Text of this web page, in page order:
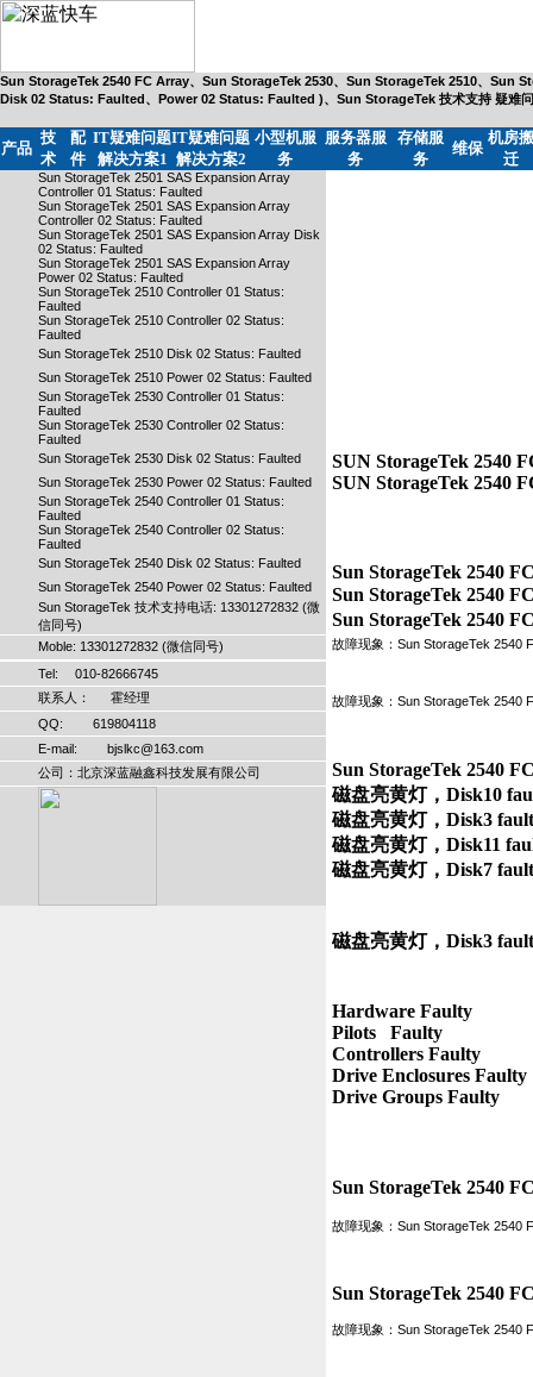
Sun StorageTek 2540 FC Array、Sun StorageTek 2530、Sun StorageTek 2510、
Disk 02 Status: Faulted、Power 02 Status: Faulted )、Sun StorageTek 技术支持 疑难
产品
技
术
配
件
IT疑难问题
解决方案1
IT疑难问题
解决方案2
小型机服
务
服务器服
务
存储服
务
维保
机房搬
迁
Sun StorageTek 2501 SAS Expansion Array
Controller 01 Status: Faulted
Sun StorageTek 2501 SAS Expansion Array
Controller 02 Status: Faulted
Sun StorageTek 2501 SAS Expansion Array Disk
02 Status: Faulted
Sun StorageTek 2501 SAS Expansion Array
Power 02 Status: Faulted
Sun StorageTek 2510 Controller 01 Status:
Faulted
Sun StorageTek 2510 Controller 02 Status:
Faulted
Sun StorageTek 2510 Disk 02 Status: Faulted
Sun StorageTek 2510 Power 02 Status: Faulted
Sun StorageTek 2530 Controller 01 Status:
Faulted
Sun StorageTek 2530 Controller 02 Status:
Faulted
Sun StorageTek 2530 Disk 02 Status: Faulted
Sun StorageTek 2530 Power 02 Status: Faulted
Sun StorageTek 2540 Controller 01 Status:
Faulted
Sun StorageTek 2540 Controller 02 Status:
Faulted
Sun StorageTek 2540 Disk 02 Status: Faulted
Sun StorageTek 2540 Power 02 Status: Faulted
Sun StorageTek 技术支持电话: 13301272832 (微
信同号)
Moble: 13301272832 (微信同号)
Tel: 010-82666745
联系人： 霍经理
QQ: 619804118
E-mail: bjslkc@163.com
公司：北京深蓝融鑫科技发展有限公司
SUN StorageTek
SUN StorageTek 2540
Sun StorageTek 2540
Sun StorageTek 2540
故障现象：Sun StorageTek 2540
故障现象：Sun StorageTek 2540
Sun StorageTek 2540
磁盘亮黄灯，Disk10
磁盘亮黄灯，Disk3
磁盘亮黄灯，Disk11
Hardware Faulty
Pilots   Faulty
Controllers Faulty
Drive Enclosures Faulty
Drive Groups Faulty
故障现象：Sun StorageTek 2540
故障现象：Sun StorageTek 2540